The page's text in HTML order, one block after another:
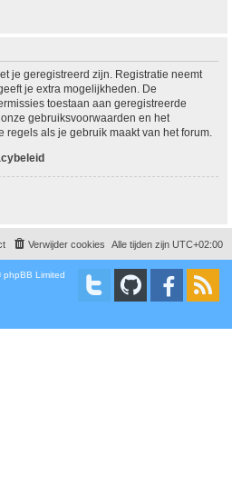
je geregistreerd zijn. Registratie neemt
je extra mogelijkheden. De
toestaan aan geregistreerde
gebruiksvoorwaarden en het
als je gebruik maakt van het forum.
Alle tijden zijn UTC+02:00
Verwijder cookies
Limited